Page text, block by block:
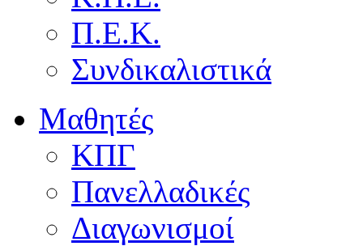
Π.Ε.Κ.
Συνδικαλιστικά
Μαθητές
ΚΠΓ
Πανελλαδικές
Διαγωνισμοί